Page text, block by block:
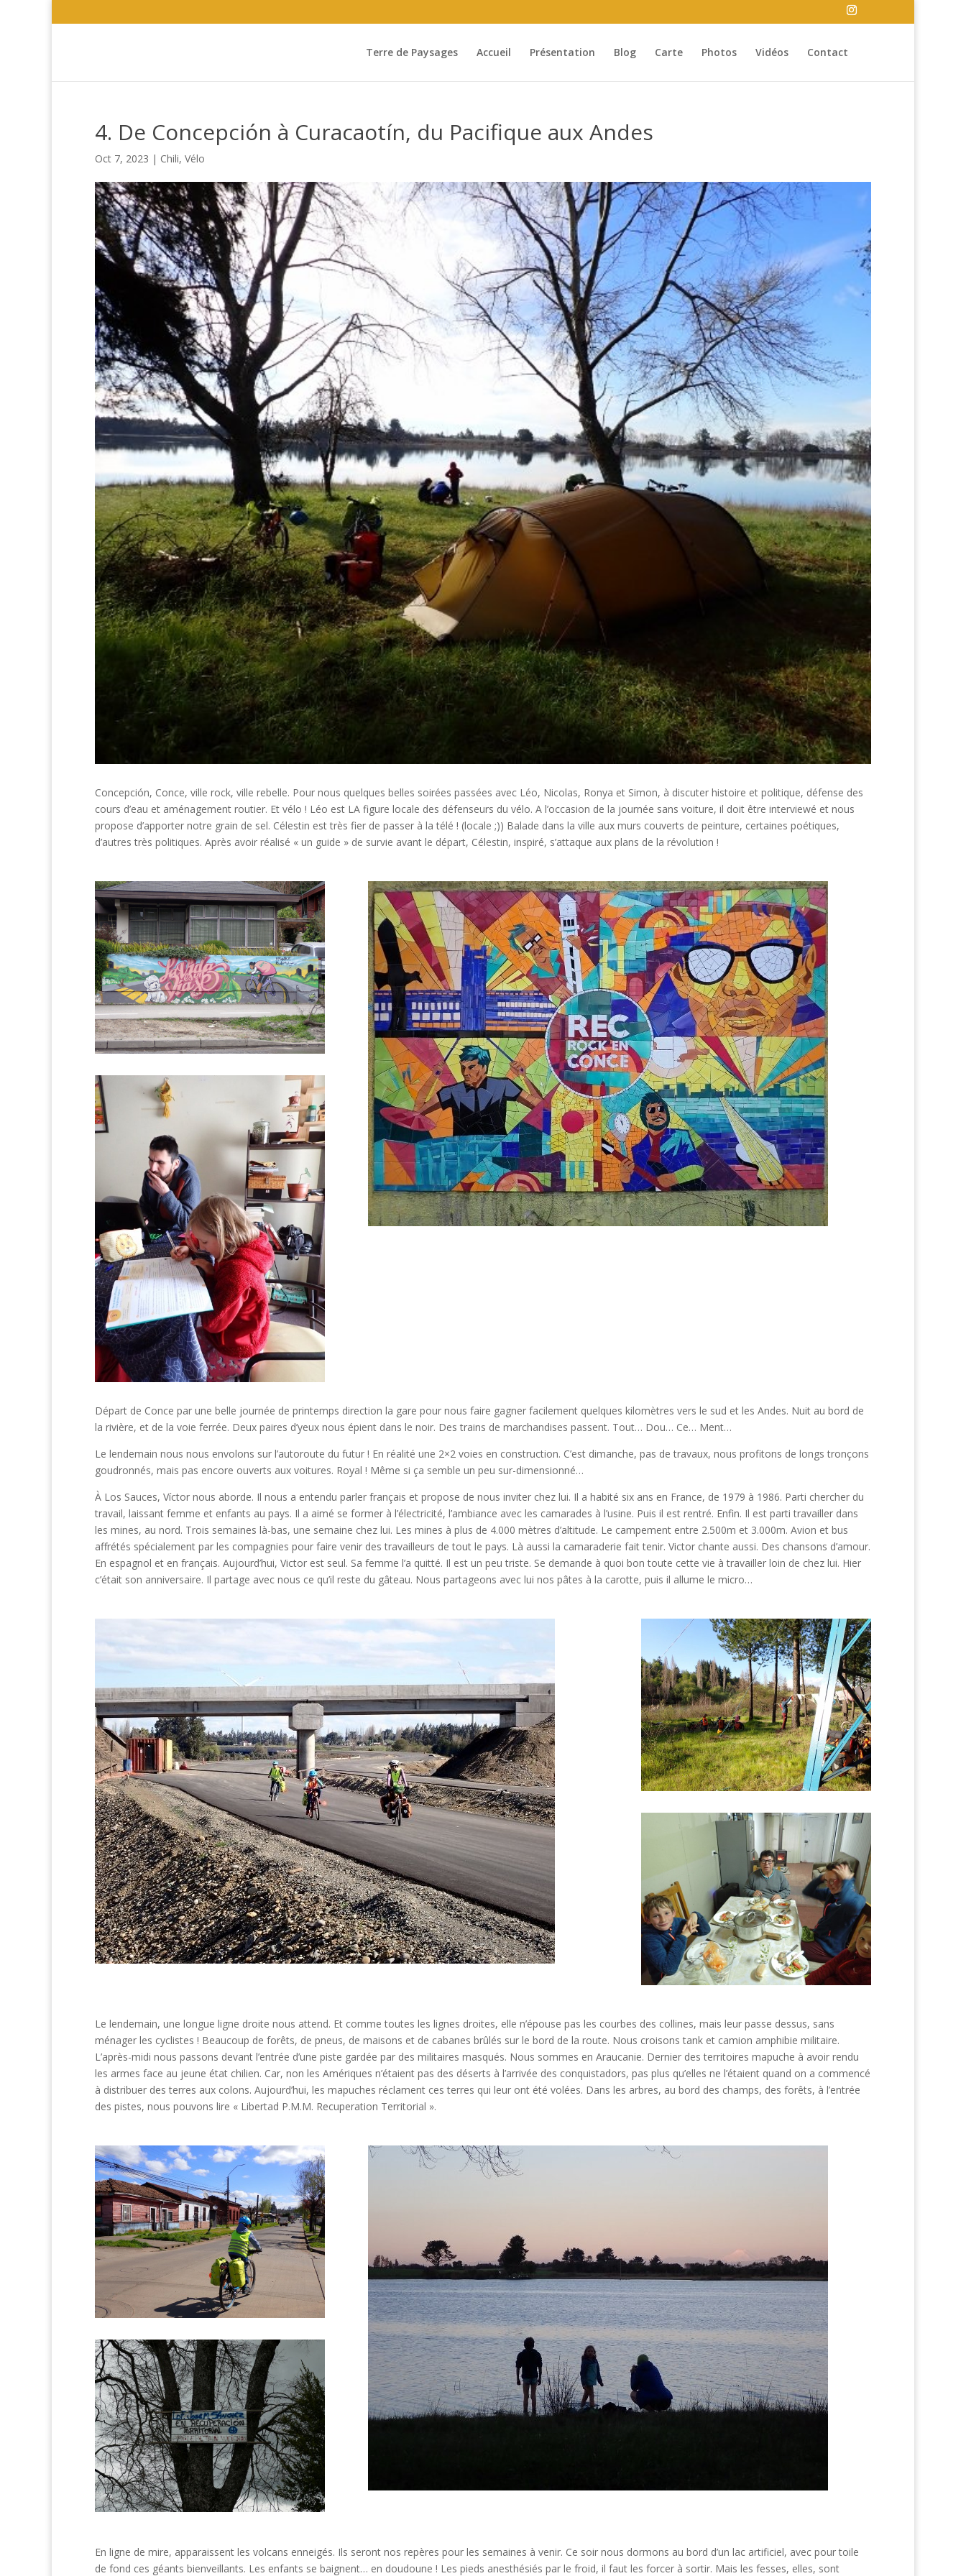
Terre de Paysages Accueil Présentation Blog Carte Photos Vidéos Contact
4. De Concepción à Curacaotín, du Pacifique aux Andes
Oct 7, 2023 | Chili, Vélo
Concepción, Conce, ville rock, ville rebelle. Pour nous quelques belles soirées passées avec Léo, Nicolas, Ronya et Simon, à discuter histoire et politique, défense des
cours d’eau et aménagement routier. Et vélo ! Léo est LA figure locale des défenseurs du vélo. A l’occasion de la journée sans voiture, il doit être interviewé et nous
propose d’apporter notre grain de sel. Célestin est très fier de passer à la télé ! (locale ;)) Balade dans la ville aux murs couverts de peinture, certaines poétiques,
d’autres très politiques. Après avoir réalisé « un guide » de survie avant le départ, Célestin, inspiré, s’attaque aux plans de la révolution !
Départ de Conce par une belle journée de printemps direction la gare pour nous faire gagner facilement quelques kilomètres vers le sud et les Andes. Nuit au bord de
la rivière, et de la voie ferrée. Deux paires d’yeux nous épient dans le noir. Des trains de marchandises passent. Tout… Dou… Ce… Ment…
Le lendemain nous nous envolons sur l’autoroute du futur ! En réalité une 2×2 voies en construction. C’est dimanche, pas de travaux, nous profitons de longs tronçons
goudronnés, mais pas encore ouverts aux voitures. Royal ! Même si ça semble un peu sur-dimensionné…
À Los Sauces, Víctor nous aborde. Il nous a entendu parler français et propose de nous inviter chez lui. Il a habité six ans en France, de 1979 à 1986. Parti chercher du
travail, laissant femme et enfants au pays. Il a aimé se former à l’électricité, l’ambiance avec les camarades à l’usine. Puis il est rentré. Enfin. Il est parti travailler dans
les mines, au nord. Trois semaines là-bas, une semaine chez lui. Les mines à plus de 4.000 mètres d’altitude. Le campement entre 2.500m et 3.000m. Avion et bus
affrétés spécialement par les compagnies pour faire venir des travailleurs de tout le pays. Là aussi la camaraderie fait tenir. Victor chante aussi. Des chansons d’amour.
En espagnol et en français. Aujourd’hui, Victor est seul. Sa femme l’a quitté. Il est un peu triste. Se demande à quoi bon toute cette vie à travailler loin de chez lui. Hier
c’était son anniversaire. Il partage avec nous ce qu’il reste du gâteau. Nous partageons avec lui nos pâtes à la carotte, puis il allume le micro…
Le lendemain, une longue ligne droite nous attend. Et comme toutes les lignes droites, elle n’épouse pas les courbes des collines, mais leur passe dessus, sans
ménager les cyclistes ! Beaucoup de forêts, de pneus, de maisons et de cabanes brûlés sur le bord de la route. Nous croisons tank et camion amphibie militaire.
L’après-midi nous passons devant l’entrée d’une piste gardée par des militaires masqués. Nous sommes en Araucanie. Dernier des territoires mapuche à avoir rendu
les armes face au jeune état chilien. Car, non les Amériques n’étaient pas des déserts à l’arrivée des conquistadors, pas plus qu’elles ne l’étaient quand on a commencé
à distribuer des terres aux colons. Aujourd’hui, les mapuches réclament ces terres qui leur ont été volées. Dans les arbres, au bord des champs, des forêts, à l’entrée
des pistes, nous pouvons lire « Libertad P.M.M. Recuperation Territorial ».
En ligne de mire, apparaissent les volcans enneigés. Ils seront nos repères pour les semaines à venir. Ce soir nous dormons au bord d’un lac artificiel, avec pour toile
de fond ces géants bienveillants. Les enfants se baignent… en doudoune ! Les pieds anesthésiés par le froid, il faut les forcer à sortir. Mais les fesses, elles, sont